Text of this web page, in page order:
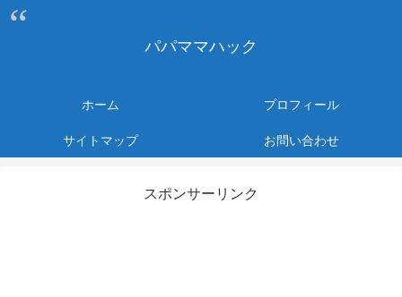
パパママハック
ホーム
プロフィール
サイトマップ
お問い合わせ
スポンサーリンク